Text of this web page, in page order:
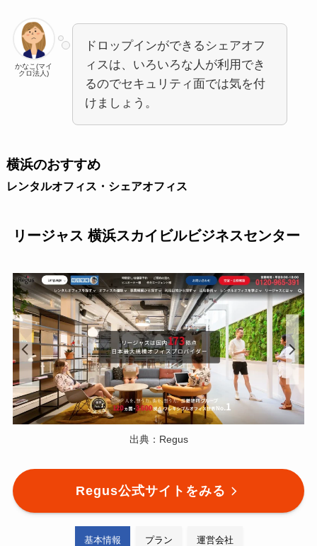
かなこ(マイ
クロ法人)
ドロップインができるシェアオフ
ィスは、いろいろな人が利用でき
るのでセキュリティ面では気を付
けましょう。
横浜のおすすめ
レンタルオフィス・シェアオフィス
リージャス 横浜スカイビルビジネスセンター
出典：Regus
Regus公式サイトをみる
基本情報 プラン 運営会社